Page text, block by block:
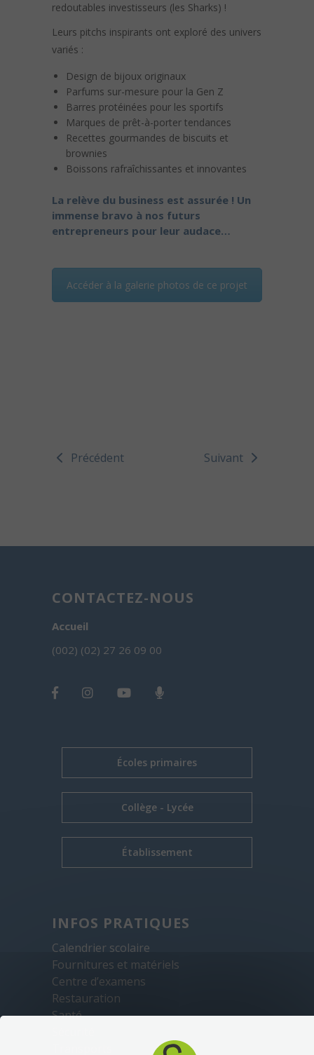
redoutables investisseurs (les Sharks) !
Leurs pitchs inspirants ont exploré des univers
variés :
Design de bijoux originaux
Parfums sur-mesure pour la Gen Z
Barres protéinées pour les sportifs
Marques de prêt-à-porter tendances
Recettes gourmandes de biscuits et
brownies
Boissons rafraîchissantes et innovantes
La relève du business est assurée ! Un
immense bravo à nos futurs
entrepreneurs pour leur audace…
Accéder à la galerie photos de ce projet
Précédent Suivant
CONTACTEZ-NOUS
Accueil
(002) (02) 27 26 09 00
Écoles primaires
Collège - Lycée
Établissement
INFOS PRATIQUES
Calendrier scolaire
Fournitures et matériels
Centre d’examens
Restauration
Santé